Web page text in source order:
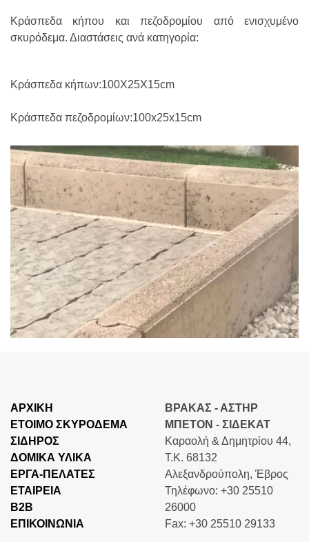
Κράσπεδα κήπου και πεζοδρομίου από ενισχυμένο
σκυρόδεμα. Διαστάσεις ανά κατηγορία:
Κράσπεδα κήπων:100Χ25Χ15cm
Κράσπεδα πεζοδρομίων:100x25x15cm
ΑΡΧΙΚΗ
ΕΤΟΙΜΟ ΣΚΥΡΟΔΕΜΑ
ΣΙΔΗΡΟΣ
ΔΟΜΙΚΑ ΥΛΙΚΑ
ΕΡΓΑ-ΠΕΛΑΤΕΣ
ΕΤΑΙΡΕΙΑ
Β2Β
ΕΠΙΚΟΙΝΩΝΙΑ
ΒΡΑΚΑΣ - ΑΣΤΗΡ
ΜΠΕΤΟΝ - ΣΙΔΕΚΑΤ
Καραολή & Δημητρίου 44,
Τ.Κ. 68132
Αλεξανδρούπολη, Έβρος
Τηλέφωνο: +30 25510
26000
Fax: +30 25510 29133